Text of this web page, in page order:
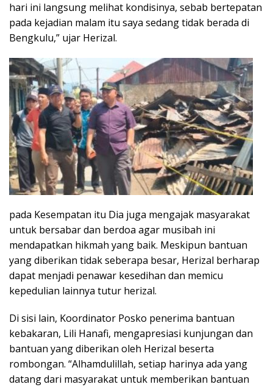
hari ini langsung melihat kondisinya, sebab bertepatan
pada kejadian malam itu saya sedang tidak berada di
Bengkulu,” ujar Herizal.
pada Kesempatan itu Dia juga mengajak masyarakat
untuk bersabar dan berdoa agar musibah ini
mendapatkan hikmah yang baik. Meskipun bantuan
yang diberikan tidak seberapa besar, Herizal berharap
dapat menjadi penawar kesedihan dan memicu
kepedulian lainnya tutur herizal.
Di sisi lain, Koordinator Posko penerima bantuan
kebakaran, Lili Hanafi, mengapresiasi kunjungan dan
bantuan yang diberikan oleh Herizal beserta
rombongan. “Alhamdulillah, setiap harinya ada yang
datang dari masyarakat untuk memberikan bantuan